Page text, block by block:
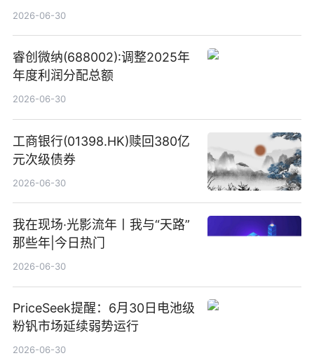
港元
2026-06-30
睿创微纳(688002):调整2025年
年度利润分配总额
2026-06-30
工商银行(01398.HK)赎回380亿
元次级债券
2026-06-30
我在现场·光影流年丨我与“天路”
那些年|今日热门
2026-06-30
PriceSeek提醒：6月30日电池级
粉钒市场延续弱势运行
2026-06-30